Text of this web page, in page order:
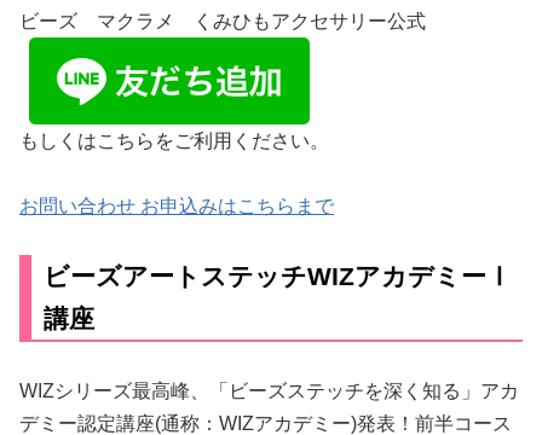
ビーズ マクラメ くみひもアクセサリー公式
もしくはこちらをご利用ください。
お問い合わせ お申込みはこちらまで
ビーズアートステッチWIZアカデミーⅠ
講座
WIZシリーズ最高峰、「ビーズステッチを深く知る」アカ
デミー認定講座(通称：WIZアカデミー)発表！前半コース